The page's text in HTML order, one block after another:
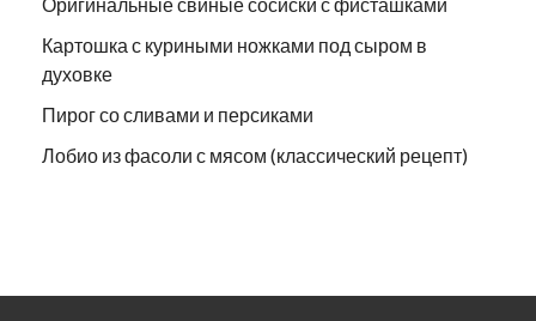
Картошка с куриными ножками под сыром в
духовке
Пирог со сливами и персиками
Лобио из фасоли с мясом (классический рецепт)